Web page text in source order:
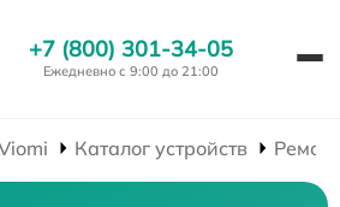
+7 (800) 301-34-05
Ежедневно с 9:00 до 21:00
Каталог устройств